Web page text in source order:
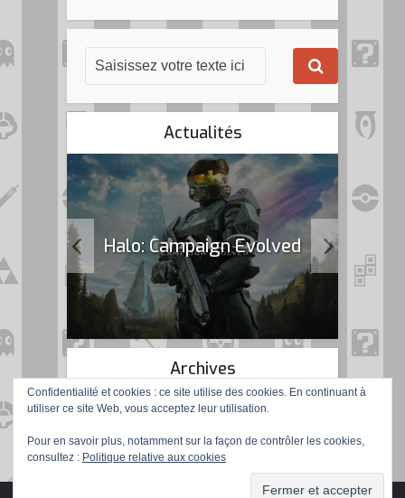
Actualités
Halo: Campaign Evolved
Archives
Confidentialité et cookies : ce site utilise des cookies. En continuant à
utiliser ce site Web, vous acceptez leur utilisation.
Pour en savoir plus, notamment sur la façon de contrôler les cookies,
consultez : Politique relative aux cookies